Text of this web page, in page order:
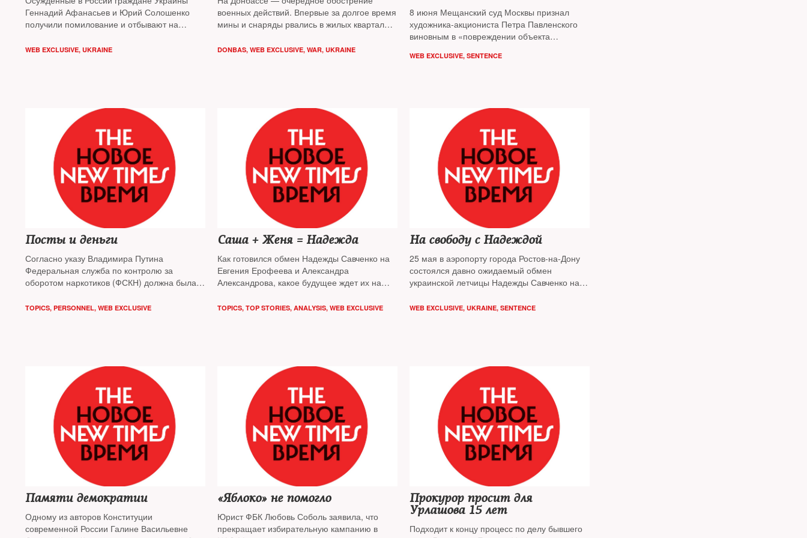
Геннадий Афанасьев и Юрий Солошенко
получили помилование и отбывают на
журналисты, выпущенные из тюрьмы и
WEB EXCLUSIVE, UKRAINE
военных действий. Впервые за долгое время
мины и снаряды рвались в жилых кварталах.
жители. The New Times пытается
DONBAS, WEB EXCLUSIVE, WAR, UKRAINE
8 июня Мещанский суд Москвы признал
художника-акциониста Петра Павленского
виновным в «повреждении объекта
на Лубянке
WEB EXCLUSIVE, SENTENCE
Посты и деньги
Согласно указу Владимира Путина
Федеральная служба по контролю за
оборотом наркотиков (ФСКН) должна была
текущего года
TOPICS, PERSONNEL, WEB EXCLUSIVE
Саша + Женя = Надежда
Как готовился обмен Надежды Савченко на
Евгения Ерофеева и Александра
Александрова, какое будущее ждет их на
других пленных — исследовал The New
TOPICS, TOP STORIES, ANALYSIS, WEB EXCLUSIVE
На свободу с Надеждой
25 мая в аэропорту города Ростов-на-Дону
состоялся давно ожидаемый обмен
украинской летчицы Надежды Савченко на
Александрова
WEB EXCLUSIVE, UKRAINE, SENTENCE
Памяти демократии
Одному из авторов Конституции
современной России Галине Васильевне
«Яблоко» не помогло
Юрист ФБК Любовь Соболь заявила, что
прекращает избирательную кампанию в
Прокурор просит для
Урлашова 15 лет
Подходит к концу процесс по делу бывшего